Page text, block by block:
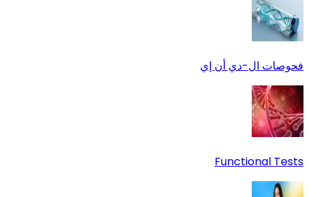
فحوصات ال-دي أن إي
Functional Tests